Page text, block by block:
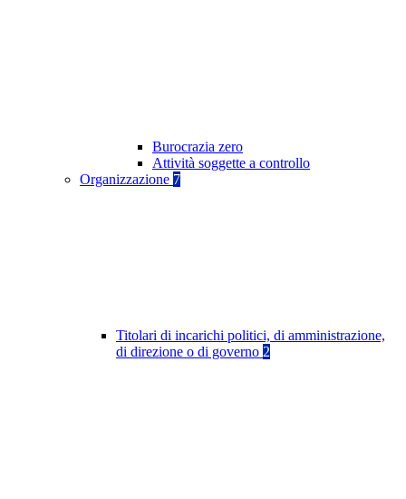
Burocrazia zero
Attività soggette a controllo
Organizzazione 7
Titolari di incarichi politici, di amministrazione,
di direzione o di governo 2